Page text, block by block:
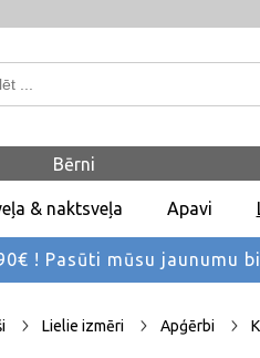
& naktsveļa Apavi
Bērni
! Pasūti mūsu jaunumu
Lielie izmēri Apģērbi